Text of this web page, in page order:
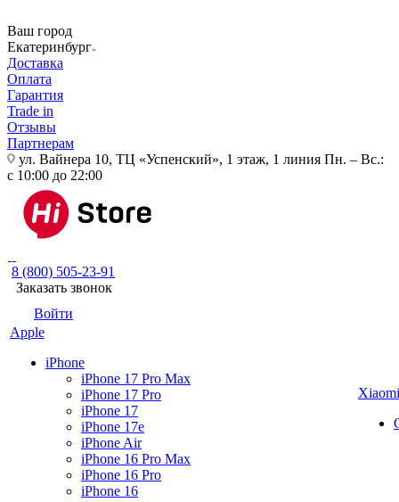
Ваш город
Екатеринбург
Доставка
Оплата
Гарантия
Trade in
Отзывы
Партнерам
ул. Вайнера 10, ТЦ «Успенский», 1 этаж, 1 линия Пн. – Вс.:
с 10:00 до 22:00
8 (800) 505-23-91
Заказать звонок
Войти
Apple
iPhone
iPhone 17 Pro Max
iPhone 17 Pro
iPhone 17
iPhone 17e
iPhone Air
iPhone 16 Pro Max
iPhone 16 Pro
iPhone 16
Xiaomi